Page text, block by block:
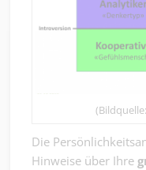
Die
Hinweise über Ihre